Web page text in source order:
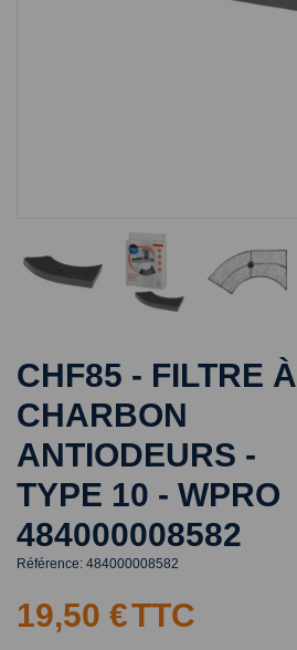
CHF85 - FILTRE À
CHARBON
ANTIODEURS -
TYPE 10 - WPRO
484000008582
Référence: 484000008582
19,50 €TTC